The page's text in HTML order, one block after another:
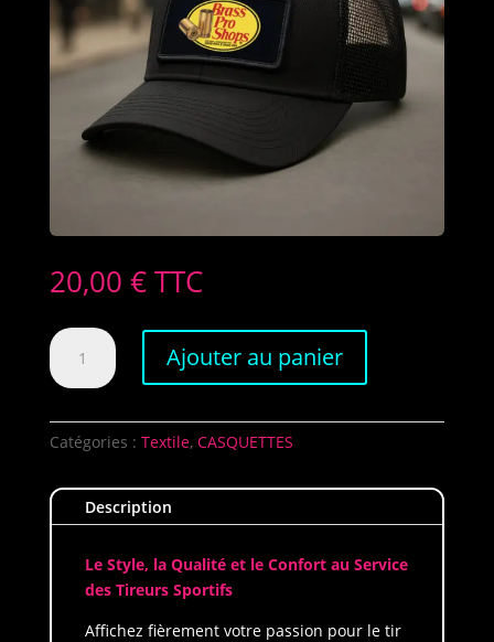
20,00 € TTC
quantité
de
Casquette
Patch
Pro
Shops
Ajouter au panier
Catégories : Textile, CASQUETTES
Description
Le Style, la Qualité et le Confort au Service
des Tireurs Sportifs
Affichez fièrement votre passion pour le tir